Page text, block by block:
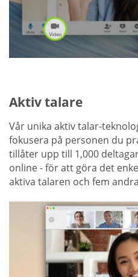
Aktiv talare
Vår unika aktiv talar-
fokusera på personen du
tillåter upp till 1,000
online - för att göra det
aktiva talaren och fem